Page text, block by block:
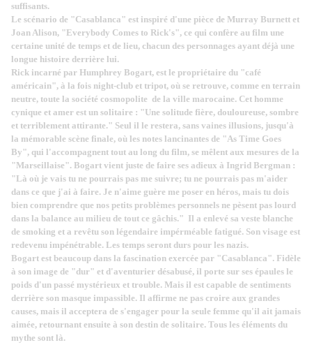
suffisants.
Le scénario de "Casablanca" est inspiré d'une pièce de Murray Burnett et
Joan Alison, "Everybody Comes to Rick's", ce qui confère au film une
certaine unité de temps et de lieu, chacun des personnages ayant déjà une
longue histoire derrière lui.
Rick incarné par Humphrey Bogart, est le propriétaire du "café
américain", à la fois night-club et tripot, où se retrouve, comme en terrain
neutre, toute la société cosmopolite de la ville marocaine. Cet homme
cynique et amer est un solitaire : "Une solitude fière, douloureuse, sombre
et terriblement attirante." Seul il le restera, sans vaines illusions, jusqu'à
la mémorable scène finale, où les notes lancinantes de "As Time Goes
By", qui l'accompagnent tout au long du film, se mêlent aux mesures de la
"Marseillaise". Bogart vient juste de faire ses adieux à Ingrid Bergman :
"Là où je vais tu ne pourrais pas me suivre; tu ne pourrais pas m'aider
dans ce que j'ai à faire. Je n'aime guère me poser en héros, mais tu dois
bien comprendre que nos petits problèmes personnels ne pèsent pas lourd
dans la balance au milieu de tout ce gâchis." Il a enlevé sa veste blanche
de smoking et a revêtu son légendaire impérméable fatigué. Son visage est
redevenu impénétrable. Les temps seront durs pour les nazis.
Bogart est beaucoup dans la fascination exercée par "Casablanca". Fidèle
à son image de "dur" et d'aventurier désabusé, il porte sur ses épaules le
poids d'un passé mystérieux et trouble. Mais il est capable de sentiments
derrière son masque impassible. Il affirme ne pas croire aux grandes
causes, mais il acceptera de s'engager pour la seule femme qu'il ait jamais
aimée, retournant ensuite à son destin de solitaire. Tous les éléments du
mythe sont là.